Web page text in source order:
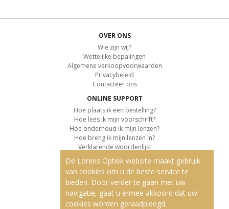
OVER ONS
Wie zijn wij?
Wettelijke bepalingen
Algemene verkoopvoorwaarden
Privacybeleid
Contacteer ons
ONLINE SUPPORT
Hoe plaats ik een bestelling?
Hoe lees ik mijn voorschrift?
Hoe onderhoud ik mijn lenzen?
Hoe breng ik mijn lenzen in?
Verklarende woordenlijst
KLANTENSERVICE
Informatie over de levering
Informatie over de betaling
Retourvoorwaarden
ONZE PRODUCTEN
De Lorens Optiek website maakt gebruik
van cookies om u de beste service te
bieden. Door verder te gaan met uw
navigatie, gaat u ermee akkoord dat uw
cookies worden geraadpleegd.